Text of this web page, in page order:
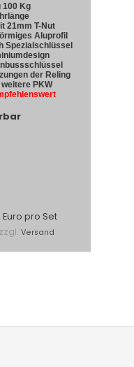
100 Kg
21mm T-Nut
Aluprofil
Spezialschlüssel
der Reling
PKW
Euro pro Set
Versand